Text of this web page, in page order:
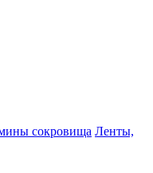
сокровища Ленты,